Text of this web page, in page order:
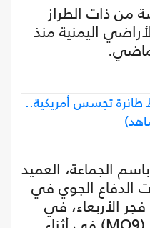
من ذات الطراز
اليمنية منذ
طائرة تجسس أمريكية..
الجماعة، العميد
الدفاع الجوي في
الأربعاء، في